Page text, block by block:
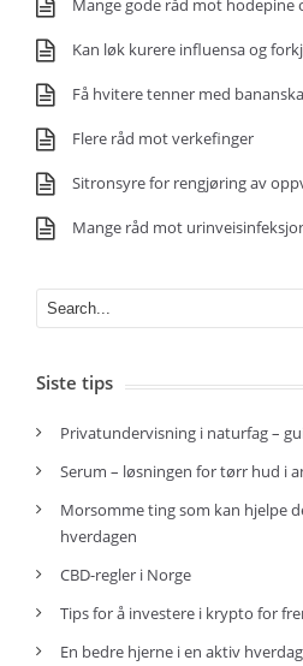
Mange gode råd mot hodepine
Kan løk kurere influensa og
Få hvitere tenner med
Flere råd mot verkefinger
Sitronsyre for rengjøring av
Mange råd mot
Siste tips
Privatundervisning i naturfag –
Serum – løsningen for tørr hud i
Morsomme ting som kan hjelpe
hverdagen
CBD-regler i Norge
Tips for å investere i krypto for
En bedre hjerne i en aktiv hverdag